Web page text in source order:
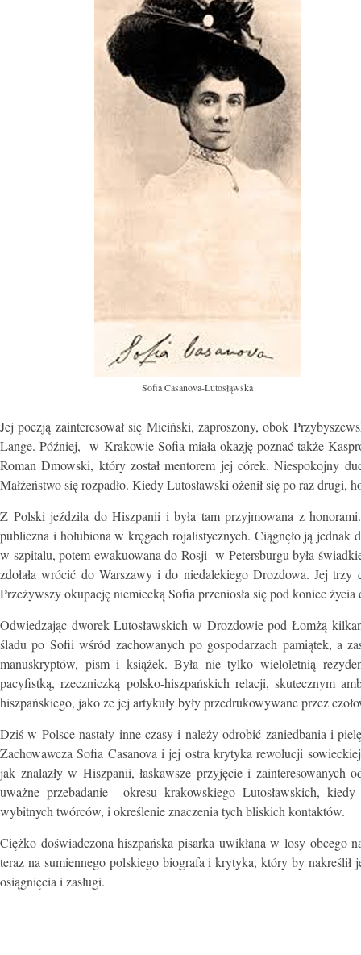
Sofia Casanova-Lutosłąwska
Jej poezją zainteresował się Miciński, zaproszony, obok
Lange. Później, w Krakowie Sofia miała okazję poznać także
Roman Dmowski, który został mentorem jej córek. Niespokojny
Małżeństwo się rozpadło. Kiedy Lutosławski ożenił się po raz
Z Polski jeździła do Hiszpanii i była tam przyjmowana z
publiczna i hołubiona w kręgach rojalistycznych. Ciągnęło ją
w szpitalu, potem ewakuowana do Rosji w Petersburgu była
zdołała wrócić do Warszawy i do niedalekiego Drozdowa. Jej trzy
Przeżywszy okupację niemiecką Sofia przeniosła się pod koniec życia
Odwiedzając dworek Lutosławskich w Drozdowie pod Łomżą
śladu po Sofii wśród zachowanych po gospodarzach pamiątek, a
manuskryptów, pism i książek. Była nie tylko wieloletnią
pacyfistką, rzeczniczką polsko-hiszpańskich relacji, skutecznym
hiszpańskiego, jako że jej artykuły były przedrukowywane przez
Dziś w Polsce nastały inne czasy i należy odrobić zaniedbania i
Zachowawcza Sofia Casanova i jej ostra krytyka rewolucji
jak znalazły w Hiszpanii, łaskawsze przyjęcie i zainteresowanych
uważne przebadanie okresu krakowskiego Lutosławskich,
wybitnych twórców, i określenie znaczenia tych bliskich kontaktów.
Ciężko doświadczona hiszpańska pisarka uwikłana w losy obcego
teraz na sumiennego polskiego biografa i krytyka, który by nakreślił
osiągnięcia i zasługi.